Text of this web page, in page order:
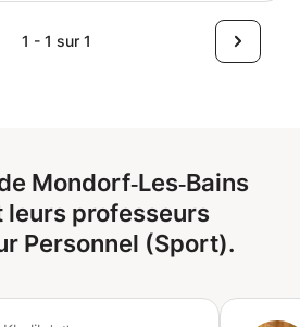
des Arts d'Islande. Facilitateur
Guérir avec la certification
Grèce), et en Asie (Malaisie,
Tiffany
(VAE). Ma pédagogie
de la Fédération Française
des cours individuels ou en
pour enfants et ados de 6 à 16
contacter pour échanger sur les
1 - 1 sur 1
Mondorf‑Les‑Bains
leurs professeurs
Personnel (Sport).